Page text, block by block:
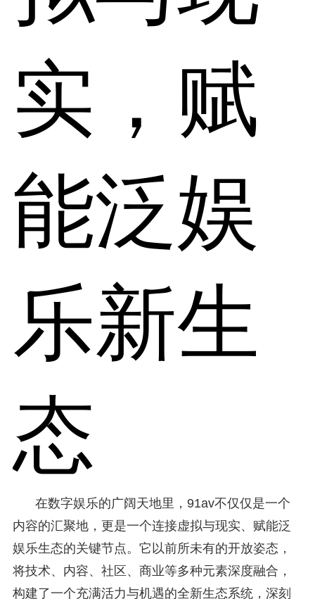
实，赋
能泛娱
乐新生
态
在数字娱乐的广阔天地里，91av不仅仅是一个
内容的汇聚地，更是一个连接虚拟与现实、赋能泛
娱乐生态的关键节点。它以前所未有的开放姿态，
将技术、内容、社区、商业等多种元素深度融合，
构建了一个充满活力与机遇的全新生态系统，深刻